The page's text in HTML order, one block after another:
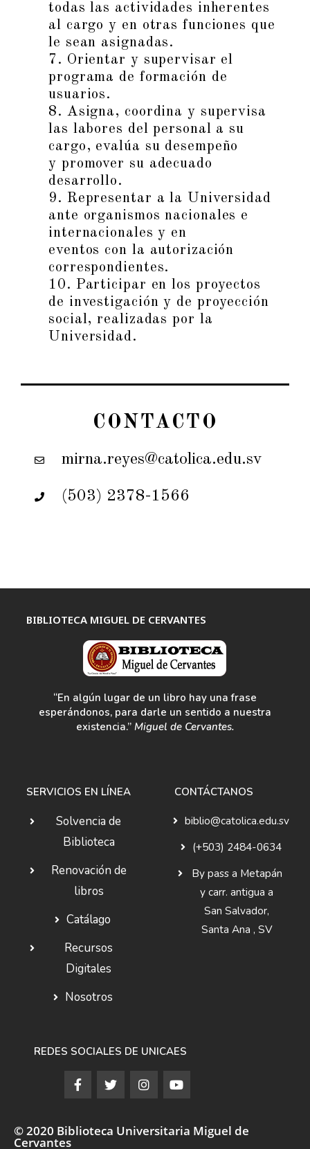
todas las actividades inherentes
al cargo y en otras funciones que
le sean asignadas.
7. Orientar y supervisar el
programa de formación de
usuarios.
8. Asigna, coordina y supervisa
las labores del personal a su
cargo, evalúa su desempeño
y promover su adecuado
desarrollo.
9. Representar a la Universidad
ante organismos nacionales e
internacionales y en
eventos con la autorización
correspondientes.
10. Participar en los proyectos
de investigación y de proyección
social, realizadas por la
Universidad.
CONTACTO
mirna.reyes@catolica.edu.sv
(503) 2378-1566
BIBLIOTECA MIGUEL DE CERVANTES
“En algún lugar de un libro hay una frase
esperándonos, para darle un sentido a nuestra
existencia.” Miguel de Cervantes.
SERVICIOS EN LÍNEA
Solvencia de
Biblioteca
Renovación de
libros
Catálago
Recursos
Digitales
Nosotros
CONTÁCTANOS
biblio@catolica.edu.sv
(+503) 2484-0634
By pass a Metapán
y carr. antigua a
San Salvador,
Santa Ana , SV
REDES SOCIALES DE UNICAES
© 2020 Biblioteca Universitaria Miguel de
Cervantes